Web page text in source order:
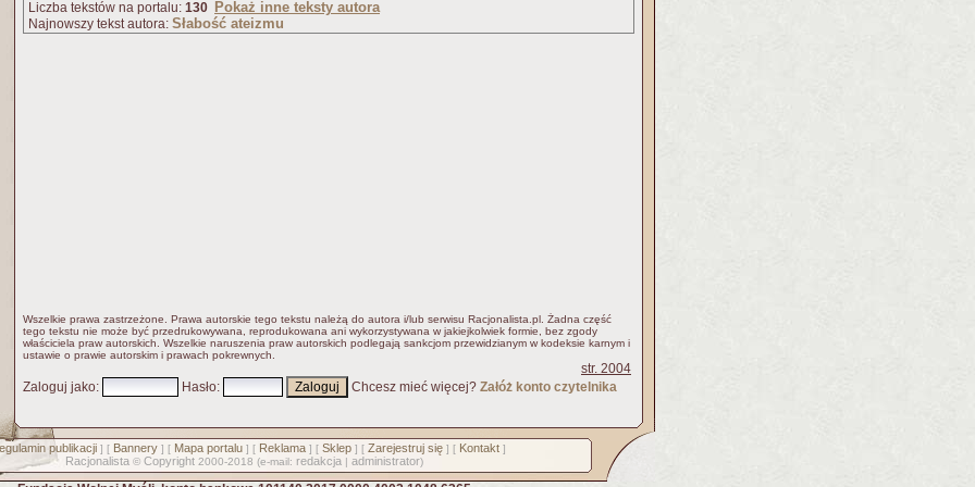
Liczba tekstów na portalu: 130 Pokaż inne teksty autora
Najnowszy tekst autora: Słabość ateizmu
Wszelkie prawa zastrzeżone. Prawa autorskie tego tekstu należą do autora i/lub serwisu Racjonalista.pl. Żadna część
tego tekstu nie może być przedrukowywana, reprodukowana ani wykorzystywana w jakiejkolwiek formie, bez zgody
właściciela praw autorskich. Wszelkie naruszenia praw autorskich podlegają sankcjom przewidzianym w kodeksie karnym i
ustawie o prawie autorskim i prawach pokrewnych.
str. 2004
Zaloguj jako: Hasło: Chcesz mieć więcej? Załóż konto czytelnika
publikacji] [ Bannery] [ Mapa portalu] [ Reklama] [ Sklep] [ Zarejestruj się] [ Kontakt]
Racjonalista © Copyright 2000-2018 (e-mail: redakcja | administrator)